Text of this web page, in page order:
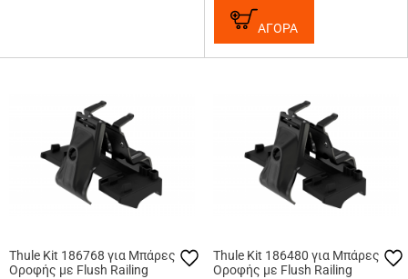
ΑΓΟΡΑ
Thule Kit 186768 για Μπάρες
Οροφής με Flush Railing
Thule Kit 186480 για Μπάρες
Οροφής με Flush Railing